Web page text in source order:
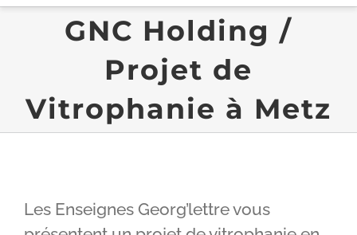
ENSEIGNES
IMPRIMERIE
GNC Holding /
Projet de
Vitrophanie à Metz
Les Enseignes Georg’lettre vous